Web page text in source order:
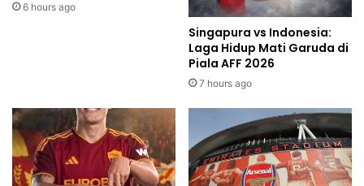
6 hours ago
Singapura vs Indonesia:
Laga Hidup Mati Garuda di
Piala AFF 2026
7 hours ago